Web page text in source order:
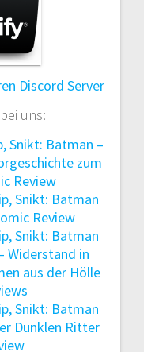
Discord Server
uns:
Snikt: Batman –
zum
Review
Snikt: Batman
Review
Snikt: Batman
Widerstand in
aus der Hölle
Snikt: Batman
Dunklen Ritter